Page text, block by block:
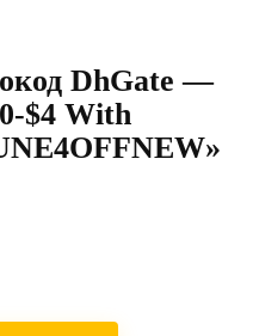
DhGate —
$4 With